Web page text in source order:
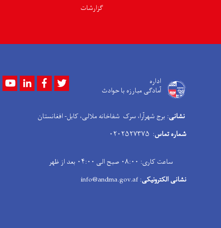
گزارشات
اداره
آمادگی مبارزه با حوادث
YoutubeLinkedInFacebook
نشانی: برج شهرآرا، سرک شفاخانه ملالی، کابل- افغانستان
شماره تماس: ۰۲۰۲۵۲۷۳۷۵
ساعت کاری: ۰۸:۰۰ صبح الی ۰۴:۰۰ بعد از ظهر
نشانی الکترونیکی: info@andma.gov.af